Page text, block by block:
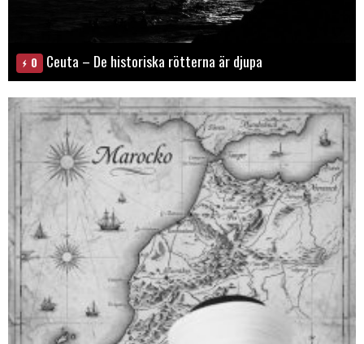
0 Ceuta – De historiska rötterna är djupa